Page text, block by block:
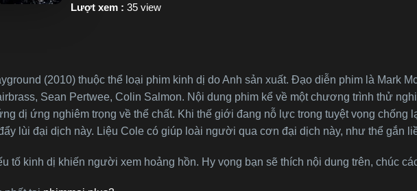
Lượt xem : 35 view
(2010) thuộc thể loại phim kinh dị do Anh sản xuất. Đạo diễn phim là Mark
Sean Pertwee, Colin Salmon. Nội dung phim kể về một chương trình thử
dị ứng nghiêm trọng về thể chất. Khi thế giới đang nỗ lực trong tuyệt vọng chống
lùi đại dịch này. Liệu Cole có giúp loài người qua cơn đại dịch này, như thể gắn
tố kinh dị khiến người xem hoảng hồn. Hy vọng bạn sẽ thích nội dung trên, chúc